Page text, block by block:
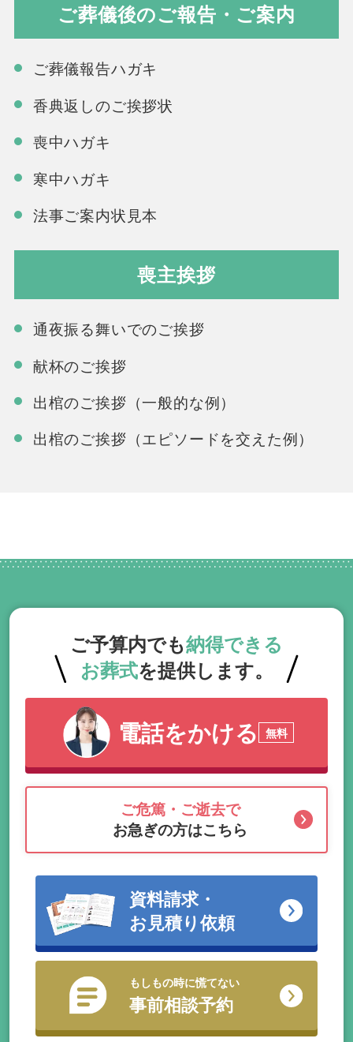
ご葬儀後のご報告・ご案内
ご葬儀報告ハガキ
香典返しのご挨拶状
喪中ハガキ
寒中ハガキ
法事ご案内状見本
喪主挨拶
通夜振る舞いでのご挨拶
献杯のご挨拶
出棺のご挨拶（一般的な例）
出棺のご挨拶（エピソードを交えた例）
ご予算内でも納得できる
お葬式を提供します。
電話をかける 無料
ご危篤・ご逝去で
お急ぎの方はこちら
資料請求・
お見積り依頼
もしもの時に慌てない
事前相談予約